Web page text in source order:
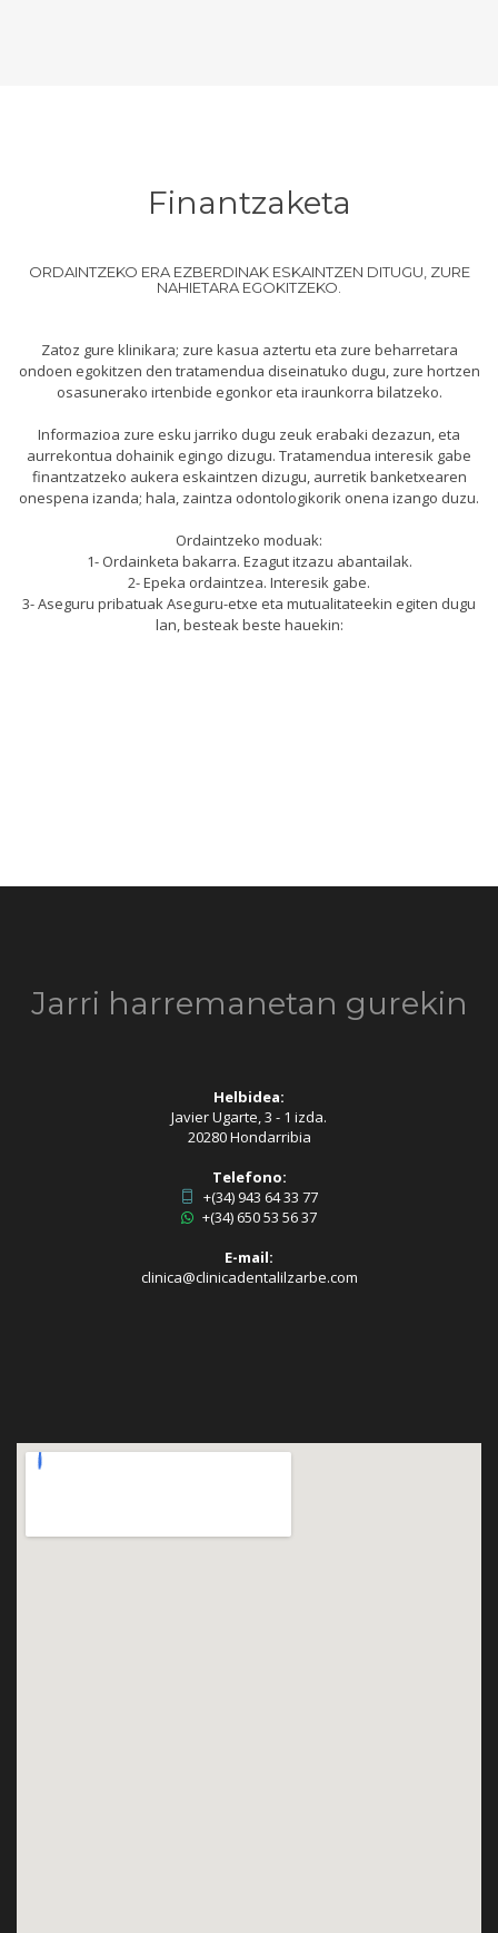
Finantzaketa
ORDAINTZEKO ERA EZBERDINAK ESKAINTZEN DITUGU, ZURE
NAHIETARA EGOKITZEKO.
Zatoz gure klinikara; zure kasua aztertu eta zure beharretara
ondoen egokitzen den tratamendua diseinatuko dugu, zure hortzen
osasunerako irtenbide egonkor eta iraunkorra bilatzeko.
Informazioa zure esku jarriko dugu zeuk erabaki dezazun, eta
aurrekontua dohainik egingo dizugu. Tratamendua interesik gabe
finantzatzeko aukera eskaintzen dizugu, aurretik banketxearen
onespena izanda; hala, zaintza odontologikorik onena izango duzu.
Ordaintzeko moduak:
1- Ordainketa bakarra. Ezagut itzazu abantailak.
2- Epeka ordaintzea. Interesik gabe.
3- Aseguru pribatuak Aseguru-etxe eta mutualitateekin egiten dugu
lan, besteak beste hauekin:
Jarri harremanetan gurekin
Helbidea:
Javier Ugarte, 3 - 1 izda.
20280 Hondarribia
Telefono:
+(34) 943 64 33 77
+(34) 650 53 56 37
E-mail:
clinica@clinicadentalilzarbe.com